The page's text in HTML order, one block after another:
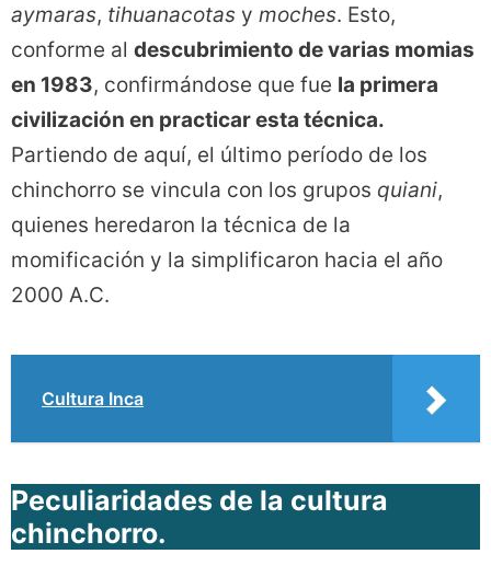
aymaras, tihuanacotas y moches. Esto,
conforme al descubrimiento de varias momias
en 1983, confirmándose que fue la primera
civilización en practicar esta técnica.
Partiendo de aquí, el último período de los
chinchorro se vincula con los grupos quiani,
quienes heredaron la técnica de la
momificación y la simplificaron hacia el año
2000 A.C.
Cultura Inca
Peculiaridades de la cultura
chinchorro.